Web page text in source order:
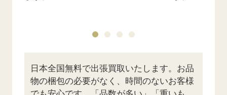
日本全国無料で出張買取いたします。お品
物の梱包の必要がなく、時間のないお客様